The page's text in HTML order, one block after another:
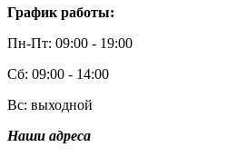
График работы:
Пн-Пт: 09:00 - 19:00
Сб: 09:00 - 14:00
Вс: выходной
Наши адреса